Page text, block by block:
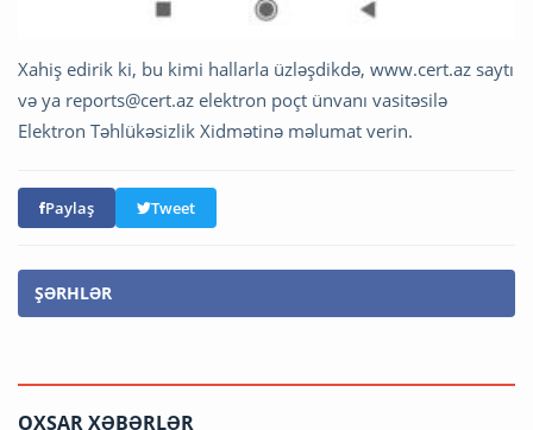
Xahiş edirik ki, bu kimi hallarla üzləşdikdə, www.cert.az saytı
və ya reports@cert.az elektron poçt ünvanı vasitəsilə
Elektron Təhlükəsizlik Xidmətinə məlumat verin.
Paylaş Tweet
ŞƏRHLƏR
OXŞAR XƏBƏRLƏR